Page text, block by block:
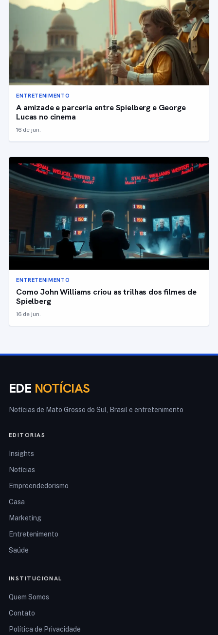
ENTRETENIMENTO
A amizade e parceria entre Spielberg e George
Lucas no cinema
16 de jun.
ENTRETENIMENTO
Como John Williams criou as trilhas dos filmes de
Spielberg
16 de jun.
EDE NOTÍCIAS
Notícias de Mato Grosso do Sul, Brasil e entretenimento
EDITORIAS
Insights
Notícias
Empreendedorismo
Casa
Marketing
Entretenimento
Saúde
INSTITUCIONAL
Quem Somos
Contato
Política de Privacidade